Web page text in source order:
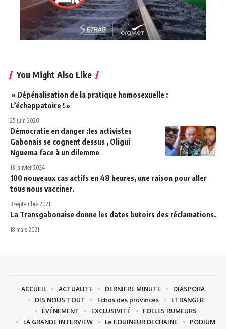
You Might Also Like
» Dépénalisation de la pratique homosexuelle :
L’échappatoire ! »
25 juin 2020
Démocratie en danger :les activistes
Gabonais se cognent dessus , Oligui
Nguema face à un dilemme
13 janvier 2024
100 nouveaux cas actifs en 48 heures, une raison pour aller
tous nous vacciner.
3 septembre 2021
La Transgabonaise donne les dates butoirs des réclamations.
18 mars 2021
ACCUEIL ACTUALITE DERNIERE MINUTE
DIASPORA
DIS NOUS TOUT
Echos des provinces
ETRANGER
ÉVÉNEMENT
EXCLUSIVITÉ
FOLLES RUMEURS
LA GRANDE INTERVIEW
Le FOUINEUR DECHAINE PODIUM